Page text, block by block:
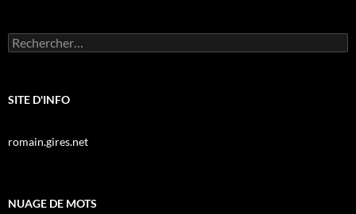
Rechercher :
SITE D'INFO
romain.gires.net
NUAGE DE MOTS